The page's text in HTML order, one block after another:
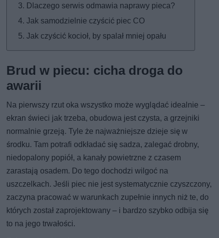
Dlaczego serwis odmawia naprawy pieca?
Jak samodzielnie czyścić piec CO
Jak czyścić kocioł, by spalał mniej opału
Brud w piecu: cicha droga do
awarii
Na pierwszy rzut oka wszystko może wyglądać idealnie –
ekran świeci jak trzeba, obudowa jest czysta, a grzejniki
normalnie grzeją. Tyle że najważniejsze dzieje się w
środku. Tam potrafi odkładać się sadza, zalegać drobny,
niedopalony popiół, a kanały powietrzne z czasem
zarastają osadem. Do tego dochodzi wilgoć na
uszczelkach. Jeśli piec nie jest systematycznie czyszczony,
zaczyna pracować w warunkach zupełnie innych niż te, do
których został zaprojektowany – i bardzo szybko odbija się
to na jego trwałości.